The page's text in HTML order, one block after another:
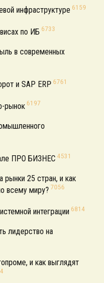
инфраструктуре 6159
по ИБ 6733
в современных
и SAP ERP 6761
рынок 6197
ПРО БИЗНЕС 4531
рынки 25 стран, и как
всему миру? 7056
интеграции 6814
лидерство на
и как выглядят